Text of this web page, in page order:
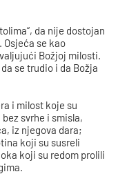
da nije dostojan
Osjeća se kao
Božjoj milosti.
se trudio i da Božja
i milost koje su
svrhe i smisla,
iz njegova dara;
koji su susreli
koji su redom prolili